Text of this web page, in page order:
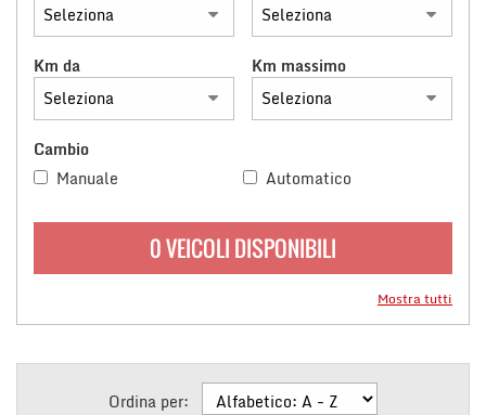
Km da Km massimo
Cambio
Manuale
Automatico
0 VEICOLI DISPONIBILI
Mostra tutti
Ordina per:
sul
funzionamento
questi
strumenti
di
si
rimanda
cookie
modificare